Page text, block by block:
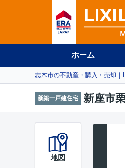
ホーム
志木市の不動産・購入・売却
新築一戸建住宅 新座市
地図